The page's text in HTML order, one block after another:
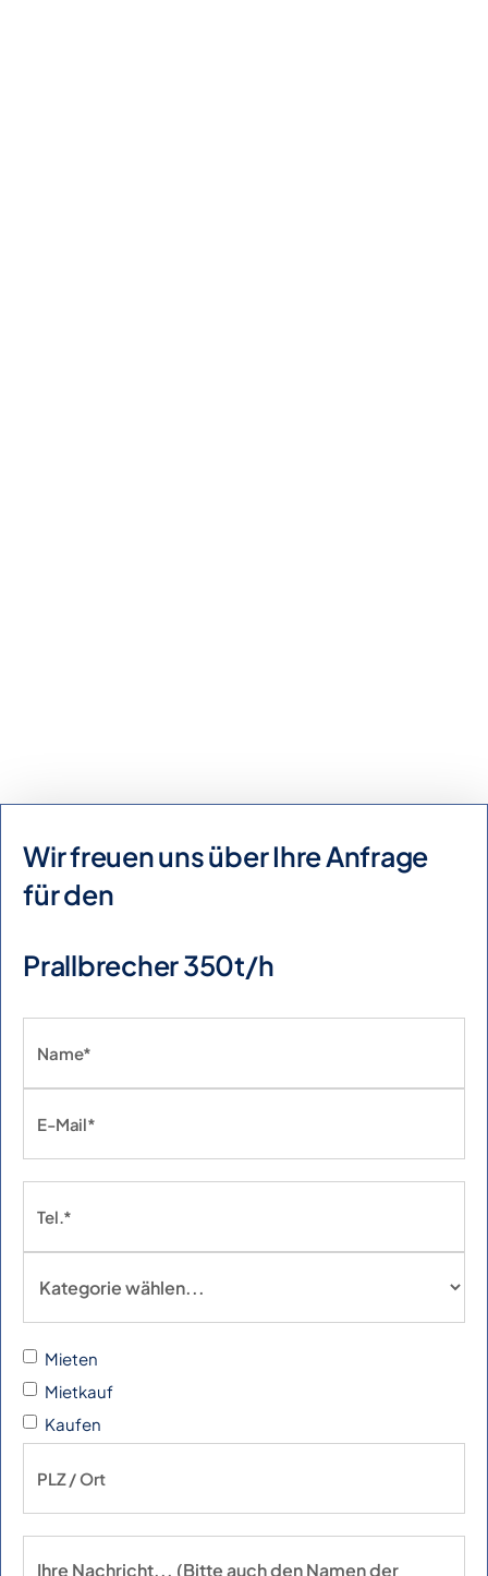
Wir freuen uns über Ihre Anfrage
für den
Prallbrecher 350t/h
Mieten
Mietkauf
Kaufen